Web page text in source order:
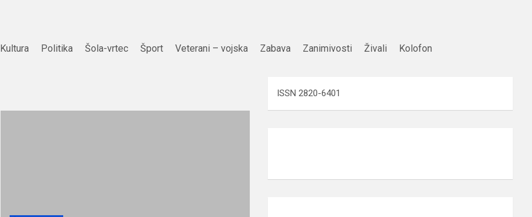
Kultura Politika Šola-vrtec Šport Veterani – vojska Zabava Zanimivosti Živali Kolofon
ISSN 2820-6401